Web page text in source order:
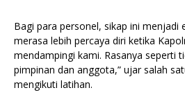
Bagi para personel, sikap ini menjadi
merasa lebih percaya diri ketika
mendampingi kami. Rasanya seperti
pimpinan dan anggota,” ujar salah
mengikuti latihan.